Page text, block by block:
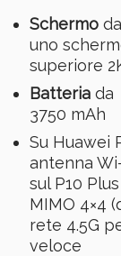
Schermoda
uno
superiore
Batteriada
3750 mAh
Su Huawei
antenna
sul P10
MIMO 4×4
rete 4.5G
veloce